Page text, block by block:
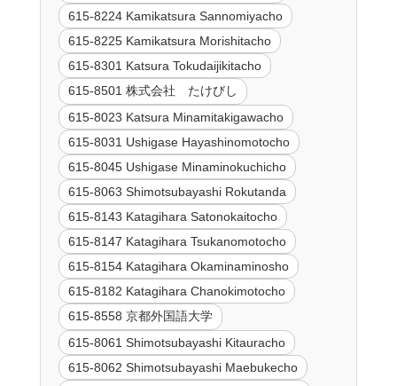
615-8224 Kamikatsura Sannomiyacho
615-8225 Kamikatsura Morishitacho
615-8301 Katsura Tokudaijikitacho
615-8501 株式会社 たけびし
615-8023 Katsura Minamitakigawacho
615-8031 Ushigase Hayashinomotocho
615-8045 Ushigase Minaminokuchicho
615-8063 Shimotsubayashi Rokutanda
615-8143 Katagihara Satonokaitocho
615-8147 Katagihara Tsukanomotocho
615-8154 Katagihara Okaminaminosho
615-8182 Katagihara Chanokimotocho
615-8558 京都外国語大学
615-8061 Shimotsubayashi Kitauracho
615-8062 Shimotsubayashi Maebukecho